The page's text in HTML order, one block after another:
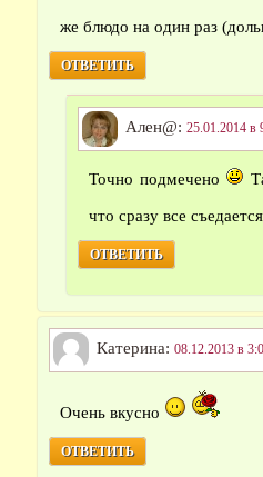
же блюдо на один раз
ОТВЕТИТЬ
Ален@: 25.01.2014 в
Точно подмечено
что сразу все
ОТВЕТИТЬ
Катерина: 08.12.2013 в
Очень вкусно
ОТВЕТИТЬ